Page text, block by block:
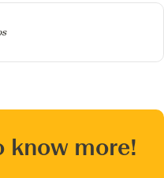
know more!